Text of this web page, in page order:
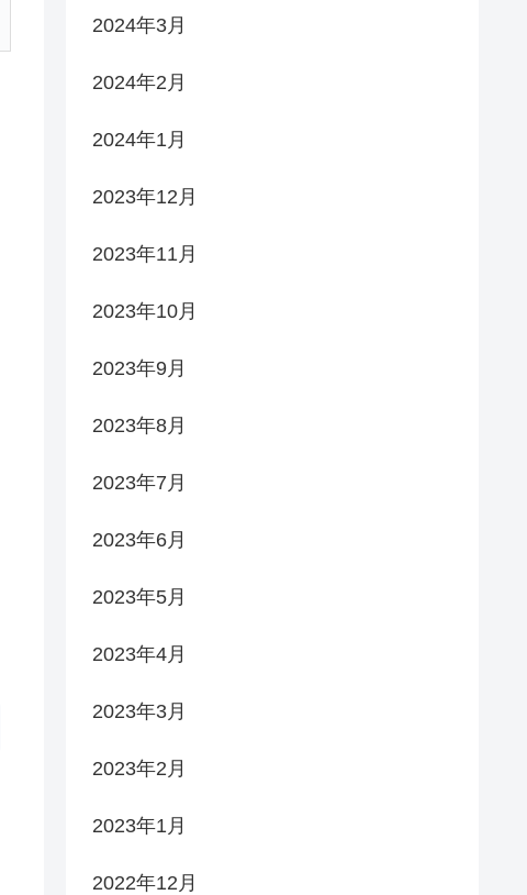
2024年3月
2024年2月
2024年1月
2023年12月
2023年11月
2023年10月
2023年9月
2023年8月
2023年7月
2023年6月
2023年5月
2023年4月
2023年3月
2023年2月
2023年1月
2022年12月